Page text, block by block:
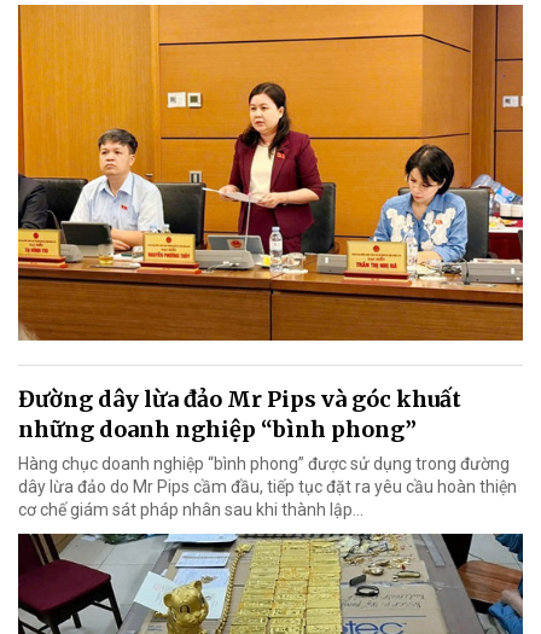
Đường dây lừa đảo Mr Pips và góc khuất
những doanh nghiệp “bình phong”
Hàng chục doanh nghiệp “bình phong” được sử dụng trong đường
dây lừa đảo do Mr Pips cầm đầu, tiếp tục đặt ra yêu cầu hoàn thiện
cơ chế giám sát pháp nhân sau khi thành lập…